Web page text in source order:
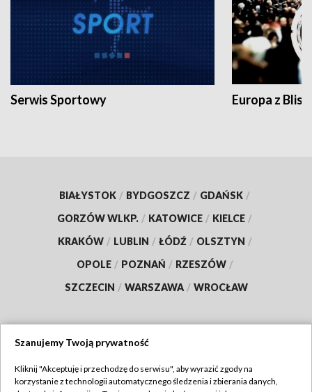
Serwis Sportowy Europa z
BIAŁYSTOK / BYDGOSZCZ / GDAŃSK /
GORZÓW WLKP. / KATOWICE / KIELCE /
KRAKÓW / LUBLIN / ŁÓDŹ / OLSZTYN /
OPOLE / POZNAŃ / RZESZÓW /
SZCZECIN / WARSZAWA / WROCŁAW
TVP
Szanujemy Twoją prywatność
Kliknij "Akceptuję i przechodzę do serwisu", aby wyrazić zgody na
korzystanie z technologii automatycznego śledzenia i zbierania danych,